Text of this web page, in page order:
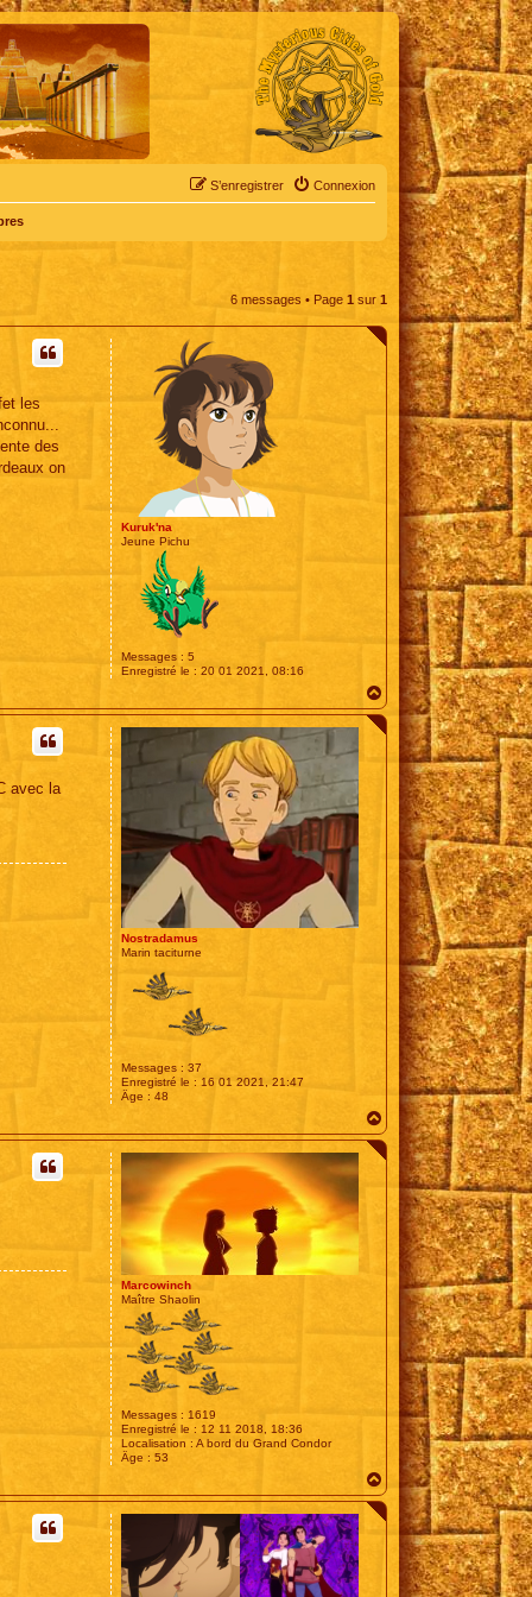
Connexion
S’enregistrer
6 messages • Page 1 sur 1
Kuruk'na
Jeune Pichu
Messages : 5
Enregistré le : 20 01 2021, 08:16
les
des
on
a
u
Nostradamus
Marin taciturne
Messages : 37
Enregistré le : 16 01 2021, 21:47
Âge : 48
avec la
a
u
Marcowinch
Maître Shaolin
Messages : 1619
Enregistré le : 12 11 2018, 18:36
Localisation : A bord du Grand Condor
Âge : 53
a
u